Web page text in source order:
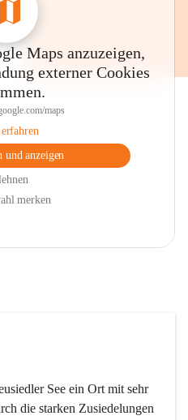
Maps anzuzeigen,
externer Cookies
maps
und anzeigen
merken
See ein Ort mit sehr
die starken Zusiedelungen